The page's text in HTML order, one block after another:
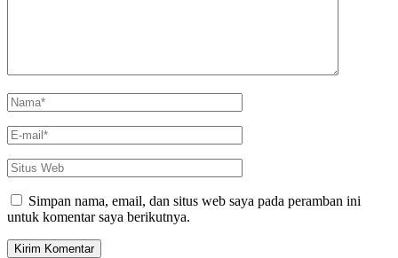
Nama*
E-
mail*
Situs
Web
Simpan nama, email, dan situs web saya pada peramban ini
untuk komentar saya berikutnya.